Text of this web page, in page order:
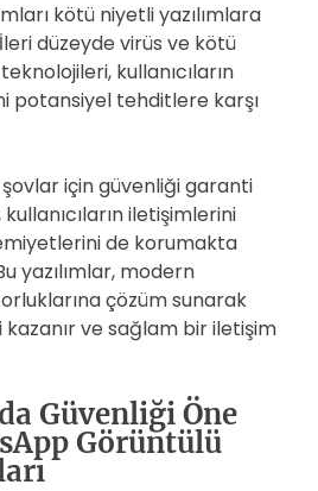
kötü niyetli yazılımlara
düzeyde virüs ve kötü
kullanıcıların
potansiyel tehditlere karşı
için güvenliği garanti
iletişimlerini
de korumakta
yazılımlar, modern
çözüm sunarak
kazanır ve sağlam bir iletişim
Güvenliği Öne
Görüntülü